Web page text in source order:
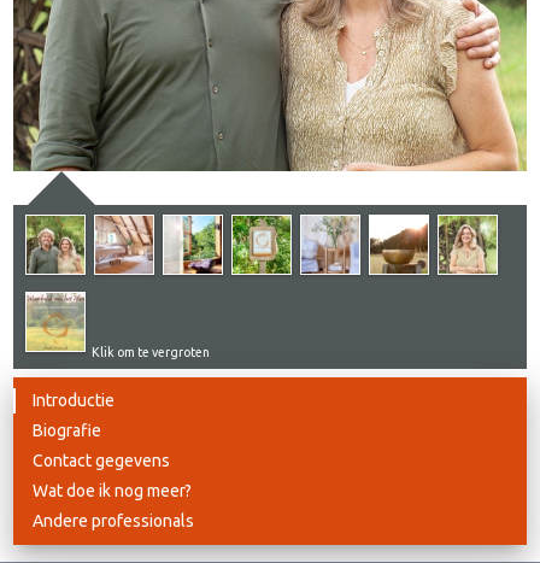
Klik om te vergroten
Introductie
Biografie
Contact gegevens
Wat doe ik nog meer?
Andere professionals